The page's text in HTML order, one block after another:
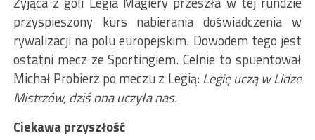
przyspieszony kurs nabierania doświadczenia w
rywalizacji na polu europejskim. Dowodem tego jest
ostatni mecz ze Sportingiem. Celnie to spuentował
Michał Probierz po meczu z Legią:Legię uczą w Lidze
Mistrzów, dziś ona uczyła nas.
Ciekawa przyszłość